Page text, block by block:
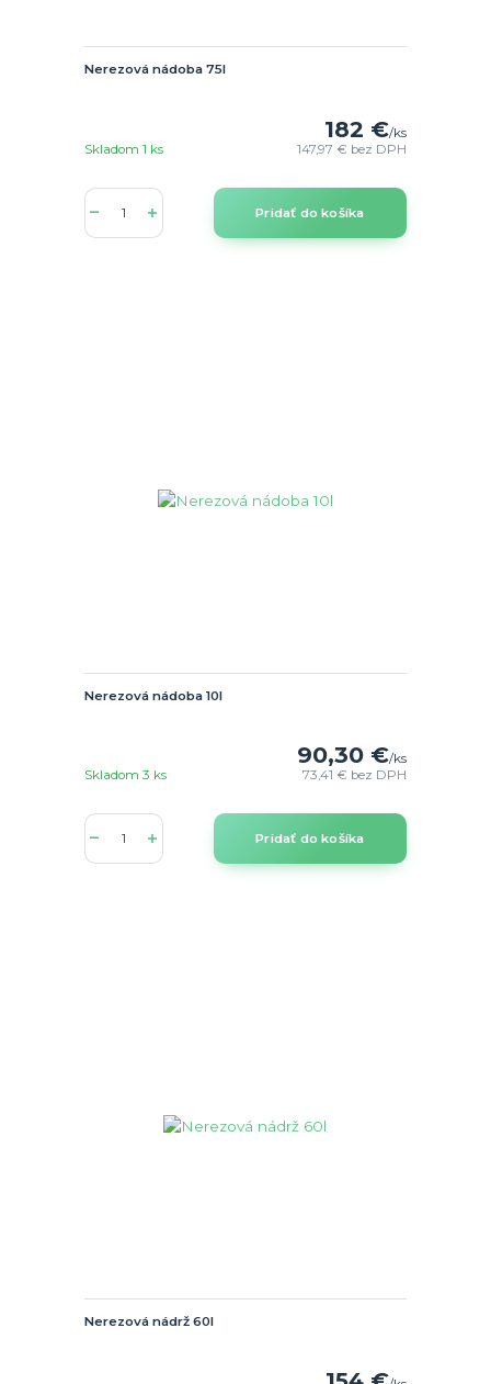
Nerezová nádoba 75l
182 €/ks
147,97 € bez DPH
Skladom 1 ks
Pridať do košíka
Nerezová nádoba 10l
90,30 €/ks
73,41 € bez DPH
Skladom 3 ks
Pridať do košíka
Nerezová nádrž 60l